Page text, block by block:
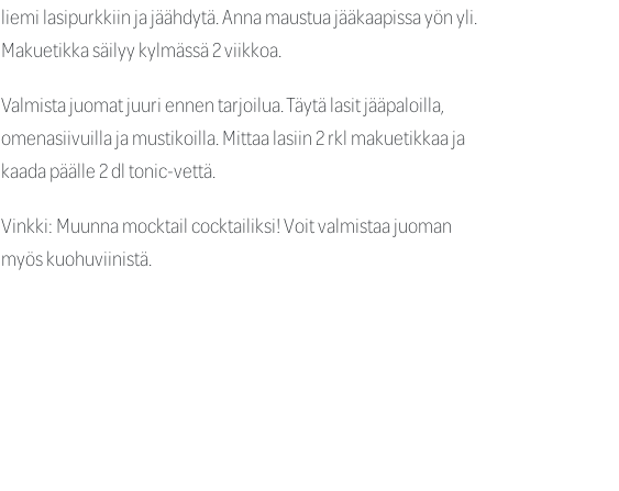
liemi lasipurkkiin ja jäähdytä. Anna maustua jääkaapissa yön yli.
Makuetikka säilyy kylmässä 2 viikkoa.
Valmista juomat juuri ennen tarjoilua. Täytä lasit jääpaloilla,
omenasiivuilla ja mustikoilla. Mittaa lasiin 2 rkl makuetikkaa ja
kaada päälle 2 dl tonic-vettä.
Vinkki: Muunna mocktail cocktailiksi! Voit valmistaa juoman
myös kuohuviinistä.